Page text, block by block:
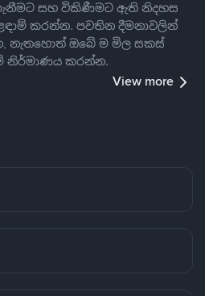
සහ විකිණීමට ඇති නිදහස
කරන්න. පවතින දීමනාවලින්
නැතහොත් ඔබේ ම මිල සකස්
නිර්මාණය කරන්න.
View more